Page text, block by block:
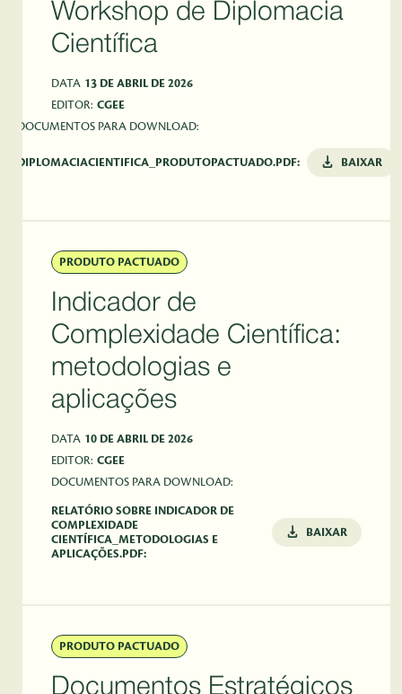
Workshop de Diplomacia
Científica
DATA 13 DE ABRIL DE 2026
EDITOR: CGEE
DOCUMENTOS PARA DOWNLOAD:
DIPLOMACIACIENTIFICA_PRODUTOPACTUADO.PDF: BAIXAR
PRODUTO PACTUADO
Indicador de
Complexidade Científica:
metodologias e
aplicações
DATA 10 DE ABRIL DE 2026
EDITOR: CGEE
DOCUMENTOS PARA DOWNLOAD:
RELATÓRIO SOBRE INDICADOR DE
COMPLEXIDADE
CIENTÍFICA_METODOLOGIAS E
APLICAÇÕES.PDF:
BAIXAR
PRODUTO PACTUADO
Documentos Estratégicos